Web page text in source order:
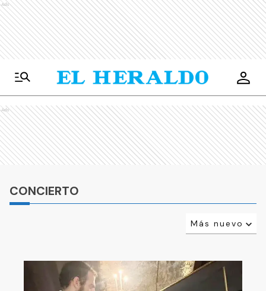
Ads
Ads
CONCIERTO
Más nuevo